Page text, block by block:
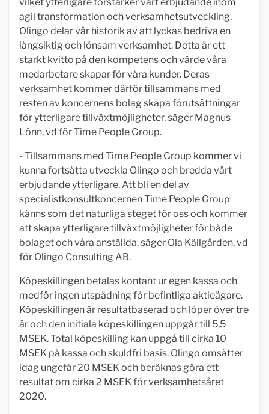
agil transformation och verksamhetsutveckling.
Olingo delar vår historik av att lyckas bedriva en
långsiktig och lönsam verksamhet. Detta är ett
starkt kvitto på den kompetens och värde våra
medarbetare skapar för våra kunder. Deras
verksamhet kommer därför tillsammans med
resten av koncernens bolag skapa förutsättningar
för ytterligare tillväxtmöjligheter, säger Magnus
Lönn, vd för Time People Group.
- Tillsammans med Time People Group kommer vi
kunna fortsätta utveckla Olingo och bredda vårt
erbjudande ytterligare. Att bli en del av
specialistkonsultkoncernen Time People Group
känns som det naturliga steget för oss och kommer
att skapa ytterligare tillväxtmöjligheter för både
bolaget och våra anställda, säger Ola Källgården, vd
för Olingo Consulting AB.
Köpeskillingen betalas kontant ur egen kassa och
medför ingen utspädning för befintliga aktieägare.
Köpeskillingen är resultatbaserad och löper över tre
år och den initiala köpeskillingen uppgår till 5,5
MSEK. Total köpeskilling kan uppgå till cirka 10
MSEK på kassa och skuldfri basis. Olingo omsätter
idag ungefär 20 MSEK och beräknas göra ett
resultat om cirka 2 MSEK för verksamhetsåret
2020.